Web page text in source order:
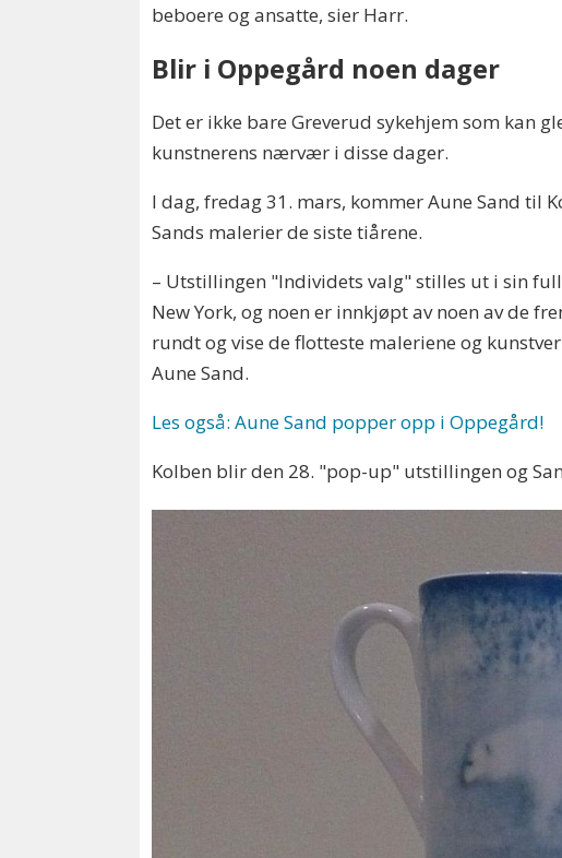
beboere og ansatte, sier Harr.
Blir i Oppegård noen dager
Det er ikke bare Greverud sykehjem som kan
kunstnerens nærvær i disse dager.
I dag, fredag 31. mars, kommer Aune Sand til
Sands malerier de siste tiårene.
– Utstillingen "Individets valg" stilles ut i sin
New York, og noen er innkjøpt av noen av de
rundt og vise de flotteste maleriene og
Aune Sand.
Les også: Aune Sand popper opp i Oppegård!
Kolben blir den 28. "pop-up" utstillingen og